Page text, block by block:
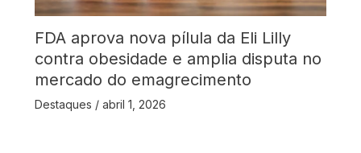
FDA aprova nova pílula da Eli Lilly
contra obesidade e amplia disputa no
mercado do emagrecimento
Destaques / abril 1, 2026